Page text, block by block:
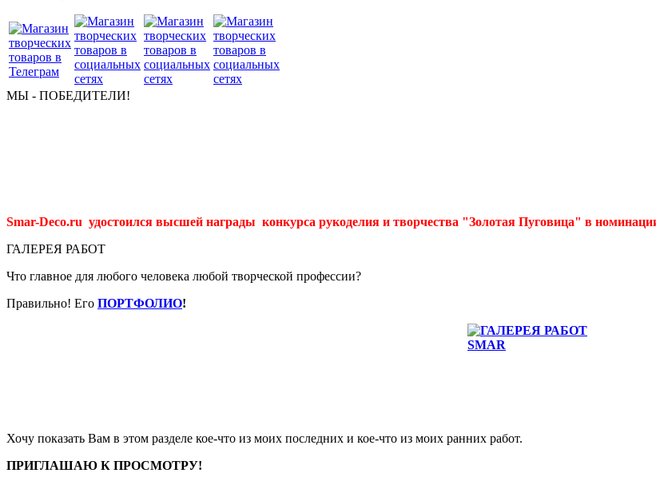
МЫ - ПОБЕДИТЕЛИ!
Smar-Deco.ru удостоился высшей награды конкурса рукоделия и творчества "Золотая Пуговица" в
ГАЛЕРЕЯ РАБОТ
Что главное для любого человека любой творческой профессии?
Правильно! Его ПОРТФОЛИО!
Хочу показать Вам в этом разделе кое-что из моих последних и кое-что из моих ранних работ.
ПРИГЛАШАЮ К ПРОСМОТРУ!